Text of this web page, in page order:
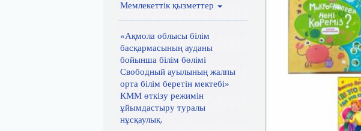
Мемлекеттік қызметтер
«Ақмола облысы білім
басқармасының ауданы
бойынша білім бөлімі
Свободный ауылының жалпы
орта білім беретін мектебі»
КММ өткізу режимін
ұйымдастыру туралы
нұсқаулық.